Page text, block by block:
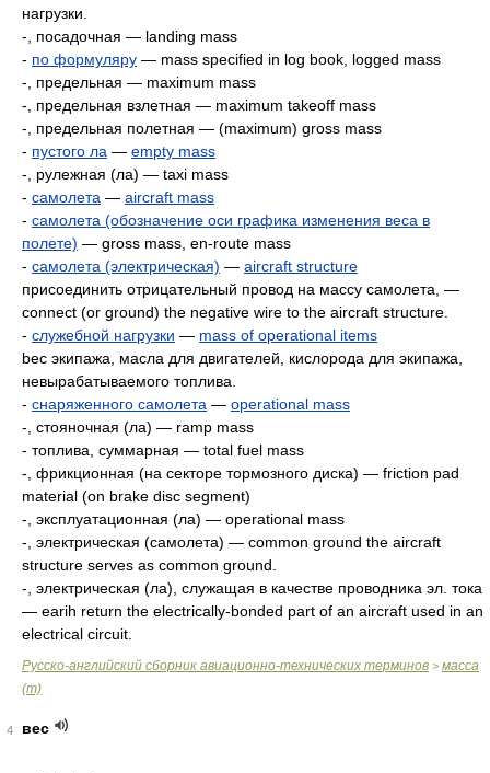
нагрузки.
-, посадочная — landing mass
- по формуляру — mass specified in log book, logged mass
-, предельная — maximum mass
-, предельная взлетная — maximum takeoff mass
-, предельная полетная — (maximum) gross mass
- пустого ла — empty mass
-, рулежная (ла) — taxi mass
- самолета — aircraft mass
- самолета (обозначение оси графика изменения веса в
полете) — gross mass, en-route mass
- самолета (электрическая) — aircraft structure
присоединить отрицательный провод на массу самолета, —
connect (or ground) the negative wire to the aircraft structure.
- служебной нагрузки — mass of operational items
beс экипажа, масла для двигателей, кислорода для экипажа,
невырабатываемого топлива.
- снаряженного самолета — operational mass
-, стояночная (ла) — ramp mass
- топлива, суммарная — total fuel mass
-, фрикционная (на секторе тормозного диска) — friction pad
material (on brake disc segment)
-, эксплуатационная (ла) — operational mass
-, электрическая (самолета) — common ground the aircraft
structure serves as common ground.
-, электрическая (ла), служащая в качестве проводника эл. тока
— earih return the electrically-bonded part of an aircraft used in an
electrical circuit.
Русско-английский сборник авиационно-технических терминов > масса
(m)
4 вес